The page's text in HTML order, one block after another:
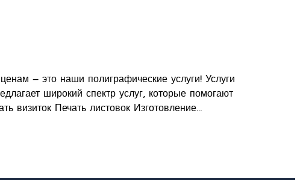
– это наши полиграфические услуги! Услуги
широкий спектр услуг, которые помогают
визиток Печать листовок Изготовление…